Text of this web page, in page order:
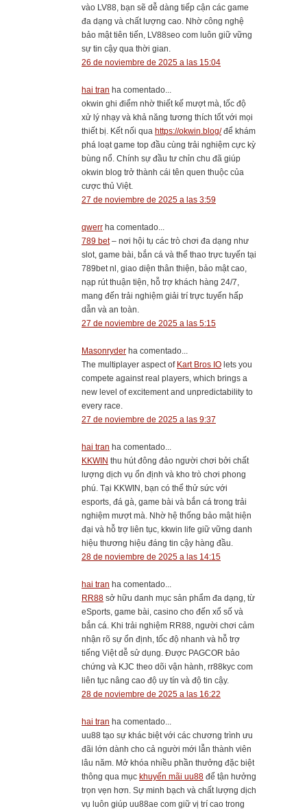
vào LV88, bạn sẽ dễ dàng tiếp cận các game
đa dạng và chất lượng cao. Nhờ công nghệ
bảo mật tiên tiến, LV88seo com luôn giữ vững
sự tin cậy qua thời gian.
26 de noviembre de 2025 a las 15:04
hai tran ha comentado...
okwin ghi điểm nhờ thiết kế mượt mà, tốc độ
xử lý nhạy và khả năng tương thích tốt với mọi
thiết bị. Kết nối qua https://okwin.blog/để khám
phá loạt game top đầu cùng trải nghiệm cực kỳ
bùng nổ. Chính sự đầu tư chỉn chu đã giúp
okwin blog trở thành cái tên quen thuộc của
cược thủ Việt.
27 de noviembre de 2025 a las 3:59
qwerr ha comentado...
789 bet– nơi hội tụ các trò chơi đa dạng như
slot, game bài, bắn cá và thể thao trực tuyến tại
789bet nl, giao diện thân thiện, bảo mật cao,
nạp rút thuận tiện, hỗ trợ khách hàng 24/7,
mang đến trải nghiệm giải trí trực tuyến hấp
dẫn và an toàn.
27 de noviembre de 2025 a las 5:15
Masonryder ha comentado...
The multiplayer aspect of Kart Bros IO lets you
compete against real players, which brings a
new level of excitement and unpredictability to
every race.
27 de noviembre de 2025 a las 9:37
hai tran ha comentado...
KKWIN thu hút đông đảo người chơi bởi chất
lượng dịch vụ ổn định và kho trò chơi phong
phú. Tại KKWIN, bạn có thể thử sức với
esports, đá gà, game bài và bắn cá trong trải
nghiệm mượt mà. Nhờ hệ thống bảo mật hiện
đại và hỗ trợ liên tục, kkwin life giữ vững danh
hiệu thương hiệu đáng tin cậy hàng đầu.
28 de noviembre de 2025 a las 14:15
hai tran ha comentado...
RR88 sở hữu danh mục sản phẩm đa dạng, từ
eSports, game bài, casino cho đến xổ số và
bắn cá. Khi trải nghiệm RR88, người chơi cảm
nhận rõ sự ổn định, tốc độ nhanh và hỗ trợ
tiếng Việt dễ sử dụng. Được PAGCOR bảo
chứng và KJC theo dõi vận hành, rr88kyc com
liên tục nâng cao độ uy tín và độ tin cậy.
28 de noviembre de 2025 a las 16:22
hai tran ha comentado...
uu88 tạo sự khác biệt với các chương trình ưu
đãi lớn dành cho cả người mới lẫn thành viên
lâu năm. Mở khóa nhiều phần thưởng đặc biệt
thông qua mục khuyến mãi uu88 để tận hưởng
trọn vẹn hơn. Sự minh bạch và chất lượng dịch
vụ luôn giúp uu88ae com giữ vị trí cao trong